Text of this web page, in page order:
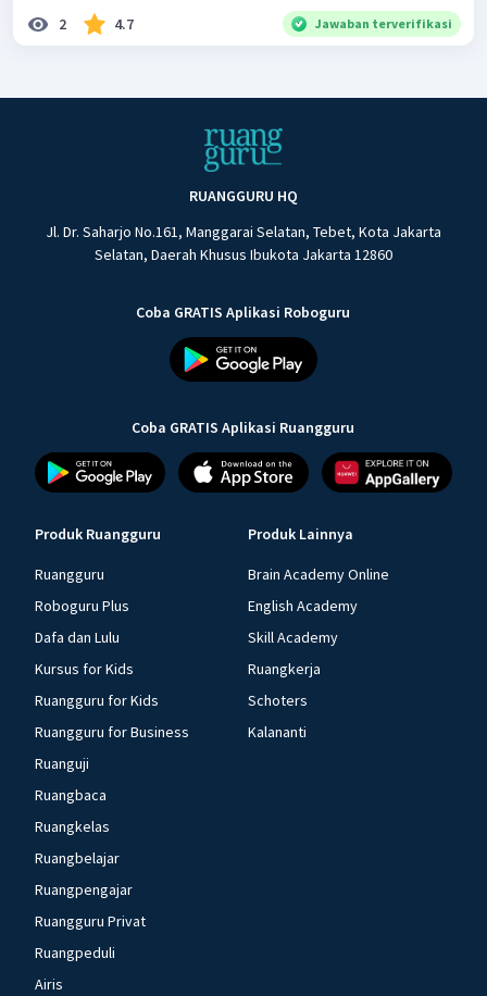
2 4.7 Jawaban terverifikasi
RUANGGURU HQ
Jl. Dr. Saharjo No.161, Manggarai Selatan, Tebet, Kota Jakarta
Selatan, Daerah Khusus Ibukota Jakarta 12860
Coba GRATIS Aplikasi Roboguru
Coba GRATIS Aplikasi Ruangguru
Produk Ruangguru
Ruangguru
Roboguru Plus
Dafa dan Lulu
Kursus for Kids
Ruangguru for Kids
Ruangguru for Business
Ruanguji
Ruangbaca
Ruangkelas
Ruangbelajar
Ruangpengajar
Ruangguru Privat
Ruangpeduli
Airis
Produk Lainnya
Brain Academy Online
English Academy
Skill Academy
Ruangkerja
Schoters
Kalananti